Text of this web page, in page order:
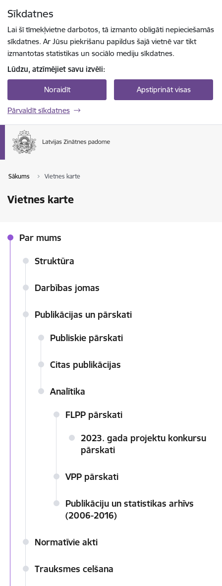
Sīkdatnes
Lai šī tīmekļvietne darbotos, tā izmanto obligāti nepieciešamās
sīkdatnes. Ar Jūsu piekrišanu papildus šajā vietnē var tikt
izmantotas statistikas un sociālo mediju sīkdatnes.
Lūdzu, atzīmējiet savu izvēli:
Noraidīt Apstiprināt visas
Pārvaldīt sīkdatnes
Sākums Vietnes karte
Vietnes karte
Par mums
Struktūra
Darbības jomas
Publikācijas un pārskati
Publiskie pārskati
Citas publikācijas
Analītika
FLPP pārskati
2023. gada projektu konkursu
pārskati
VPP pārskati
Publikāciju un statistikas arhīvs
(2006-2016)
Normatīvie akti
Trauksmes celšana